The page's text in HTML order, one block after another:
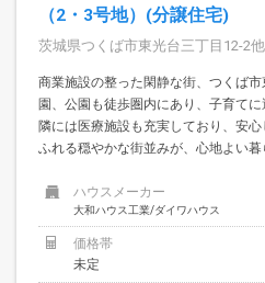
（2・3号地）(分譲住宅)
茨城県つくば市東光台三丁目12-2他
商業施設の整った閑静な街、つくば
園、公園も徒歩圏内にあり、子育て
隣には医療施設も充実しており、安
ふれる穏やかな街並みが、心地よい暮
ハウスメーカー
大和ハウス工業/ダイワハウス
価格帯
未定